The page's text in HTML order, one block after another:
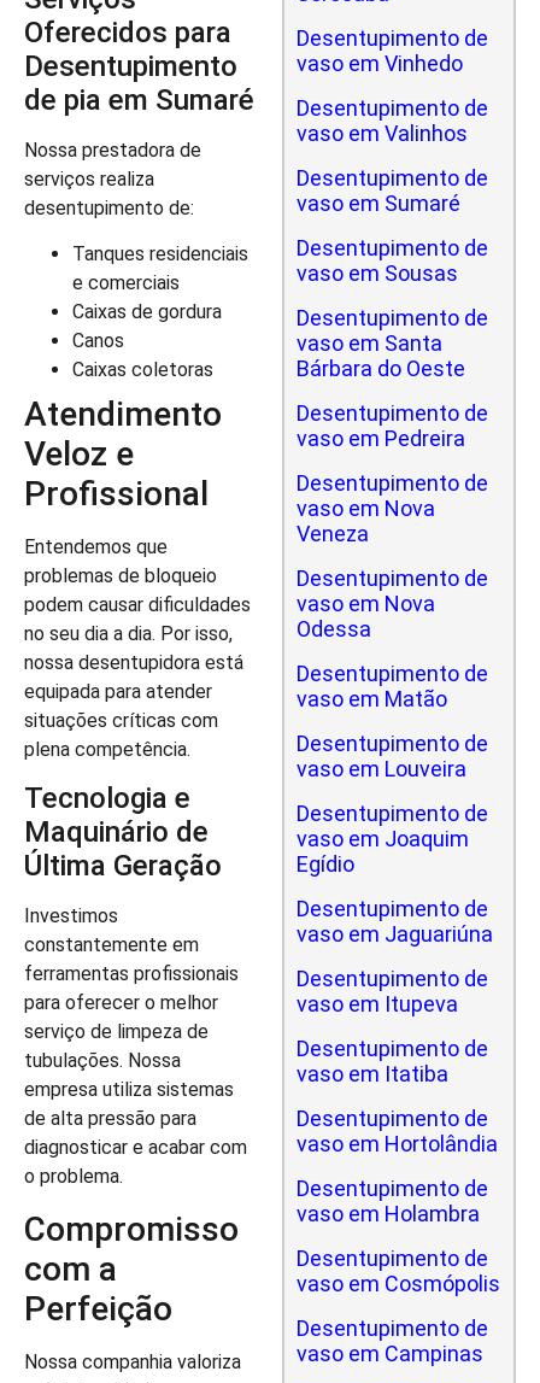
Oferecidos para
Desentupimento
de pia em Sumaré
Nossa prestadora de
serviços realiza
desentupimento de:
Tanques residenciais
e comerciais
Caixas de gordura
Canos
Caixas coletoras
Atendimento
Veloz e
Profissional
Entendemos que
problemas de bloqueio
podem causar dificuldades
no seu dia a dia. Por isso,
nossa desentupidora está
equipada para atender
situações críticas com
plena competência.
Tecnologia e
Maquinário de
Última Geração
Investimos
constantemente em
ferramentas profissionais
para oferecer o melhor
serviço de limpeza de
tubulações. Nossa
empresa utiliza sistemas
de alta pressão para
diagnosticar e acabar com
o problema.
Compromisso
com a
Perfeição
Nossa companhia valoriza
Desentupimento de
vaso em Vinhedo
Desentupimento de
vaso em Valinhos
Desentupimento de
vaso em Sumaré
Desentupimento de
vaso em Sousas
Desentupimento de
vaso em Santa
Bárbara do Oeste
Desentupimento de
vaso em Pedreira
Desentupimento de
vaso em Nova
Veneza
Desentupimento de
vaso em Nova
Odessa
Desentupimento de
vaso em Matão
Desentupimento de
vaso em Louveira
Desentupimento de
vaso em Joaquim
Egídio
Desentupimento de
vaso em Jaguariúna
Desentupimento de
vaso em Itupeva
Desentupimento de
vaso em Itatiba
Desentupimento de
vaso em Hortolândia
Desentupimento de
vaso em Holambra
Desentupimento de
vaso em Cosmópolis
Desentupimento de
vaso em Campinas